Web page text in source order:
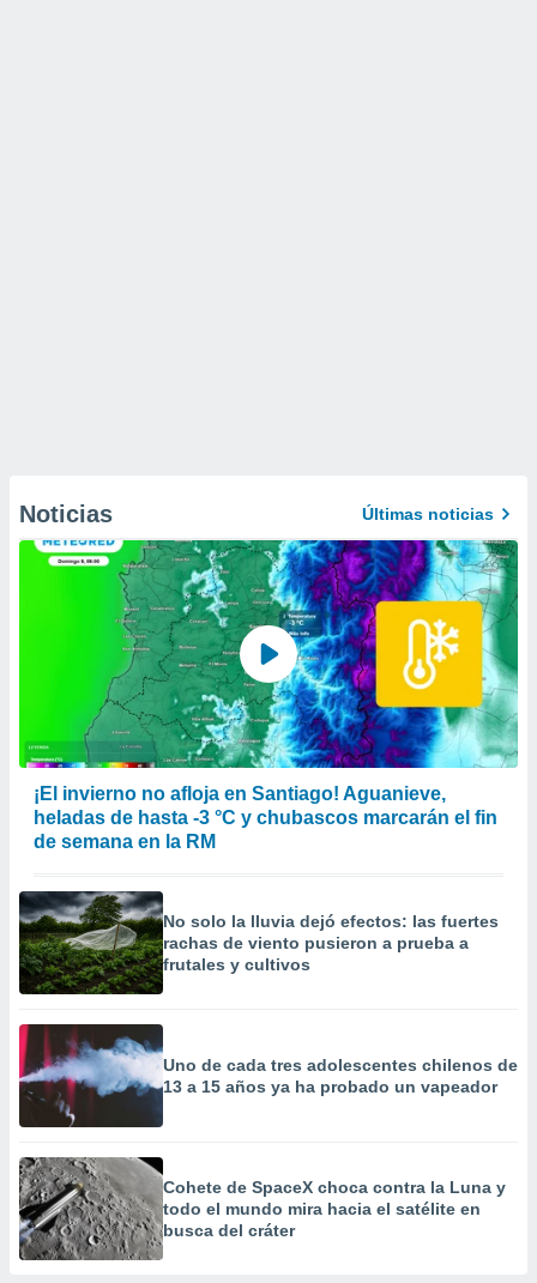
Noticias Últimas noticias
¡El invierno no afloja en Santiago! Aguanieve,
heladas de hasta -3 °C y chubascos marcarán el fin
de semana en la RM
No solo la lluvia dejó efectos: las fuertes
rachas de viento pusieron a prueba a
frutales y cultivos
Uno de cada tres adolescentes chilenos de
13 a 15 años ya ha probado un vapeador
Cohete de SpaceX choca contra la Luna y
todo el mundo mira hacia el satélite en
busca del cráter